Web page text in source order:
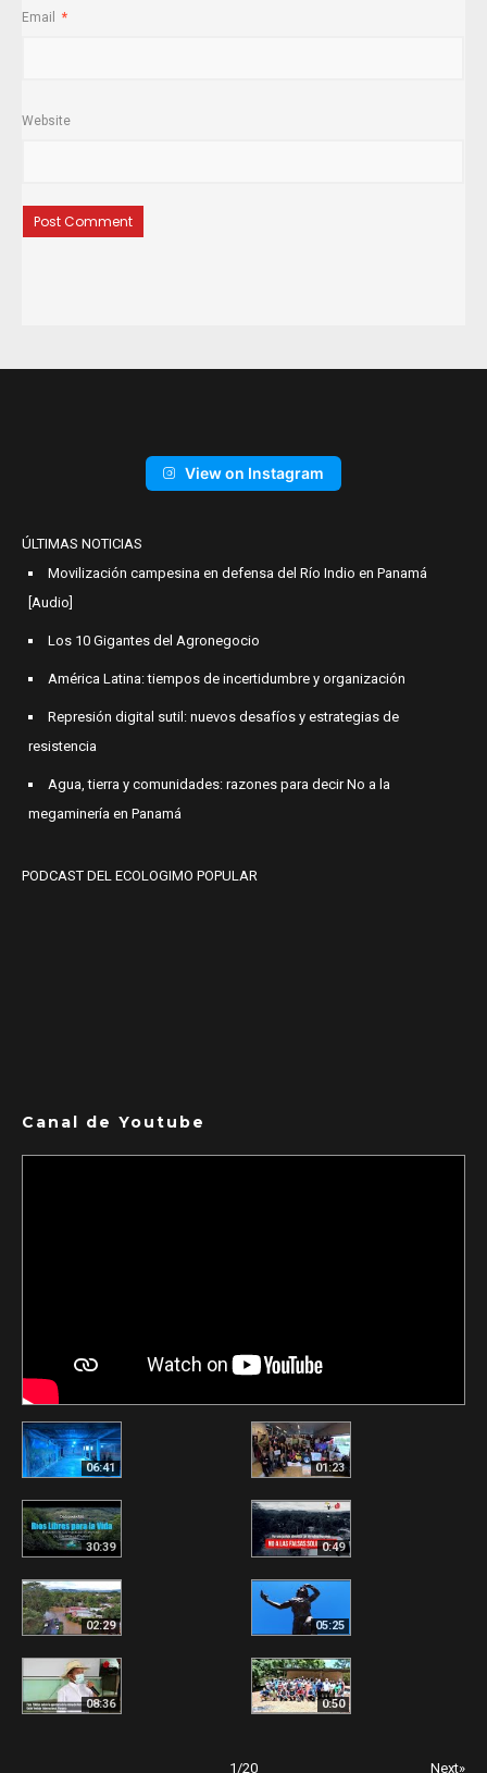
Email *
Website
View on Instagram
ÚLTIMAS NOTICIAS
Movilización campesina en defensa del Río Indio en Panamá
[Audio]
Los 10 Gigantes del Agronegocio
América Latina: tiempos de incertidumbre y organización
Represión digital sutil: nuevos desafíos y estrategias de
resistencia
Agua, tierra y comunidades: razones para decir No a la
megaminería en Panamá
PODCAST DEL ECOLOGIMO POPULAR
Canal de Youtube
06:41 01:23
30:39 0:49
02:29 05:25
08:36 0:50
1/20 Next»